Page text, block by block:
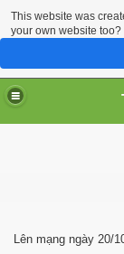
Lên mạng ngày 20/
This website was
your own website too?